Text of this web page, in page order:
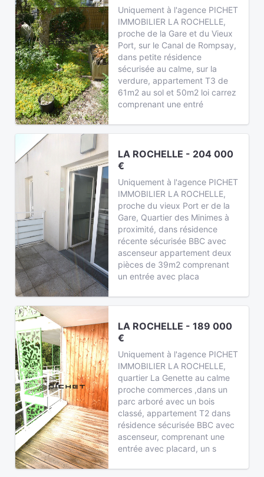
Uniquement à l'agence PICHET
IMMOBILIER LA ROCHELLE,
proche de la Gare et du Vieux
Port, sur le Canal de Rompsay,
dans petite résidence
sécurisée au calme, sur la
verdure, appartement T3 de
61m2 au sol et 50m2 loi carrez
comprenant une entré
LA ROCHELLE - 204 000
€
Uniquement à l'agence PICHET
IMMOBILIER LA ROCHELLE,
proche du vieux Port er de la
Gare, Quartier des Minimes à
proximité, dans résidence
récente sécurisée BBC avec
ascenseur appartement deux
pièces de 39m2 comprenant
un entrée avec placa
LA ROCHELLE - 189 000
€
Uniquement à l'agence PICHET
IMMOBILIER LA ROCHELLE,
quartier La Genette au calme
proche commerces ,dans un
parc arboré avec un bois
classé, appartement T2 dans
résidence sécurisée BBC avec
ascenseur, comprenant une
entrée avec placard, un s